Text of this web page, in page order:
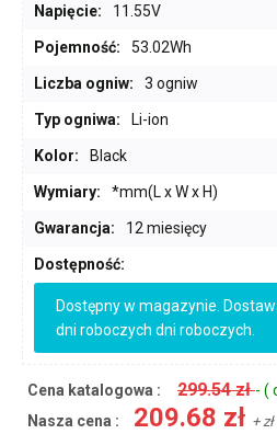
Napięcie: 11.55V
Pojemność: 53.02Wh
Liczba ogniw: 3 ogniw
Typ ogniwa: Li-ion
Kolor: Black
Wymiary: *mm(L x W x H)
Gwarancja: 12 miesięcy
Dostępność:
Dostępny w magazynie.
dni roboczych dni roboczych.
Cena katalogowa : 299.54 zł- (
Nasza cena :
209.68 zł +